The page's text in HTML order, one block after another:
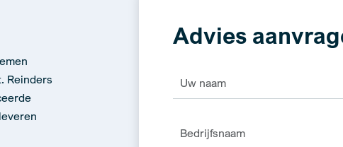
Reinders
Advies